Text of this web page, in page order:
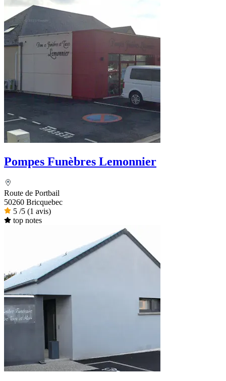
Pompes Funèbres Lemonnier
Route de Portbail
50260 Bricquebec
5 /5 (1 avis)
top notes